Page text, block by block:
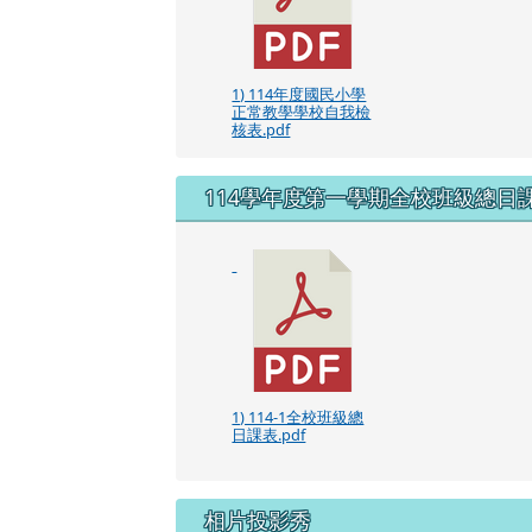
1) 114年度國民小學
正常教學學校自我檢
核表.pdf
114學年度第一學期全校班級總日
1) 114-1全校班級總
日課表.pdf
相片投影秀